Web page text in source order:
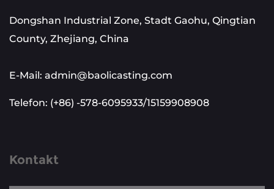
Dongshan Industrial Zone, Stadt Gaohu, Qingtian
County, Zhejiang, China
E-Mail: admin@baolicasting.com
Telefon: (+86) -578-6095933/15159908908
Kontakt